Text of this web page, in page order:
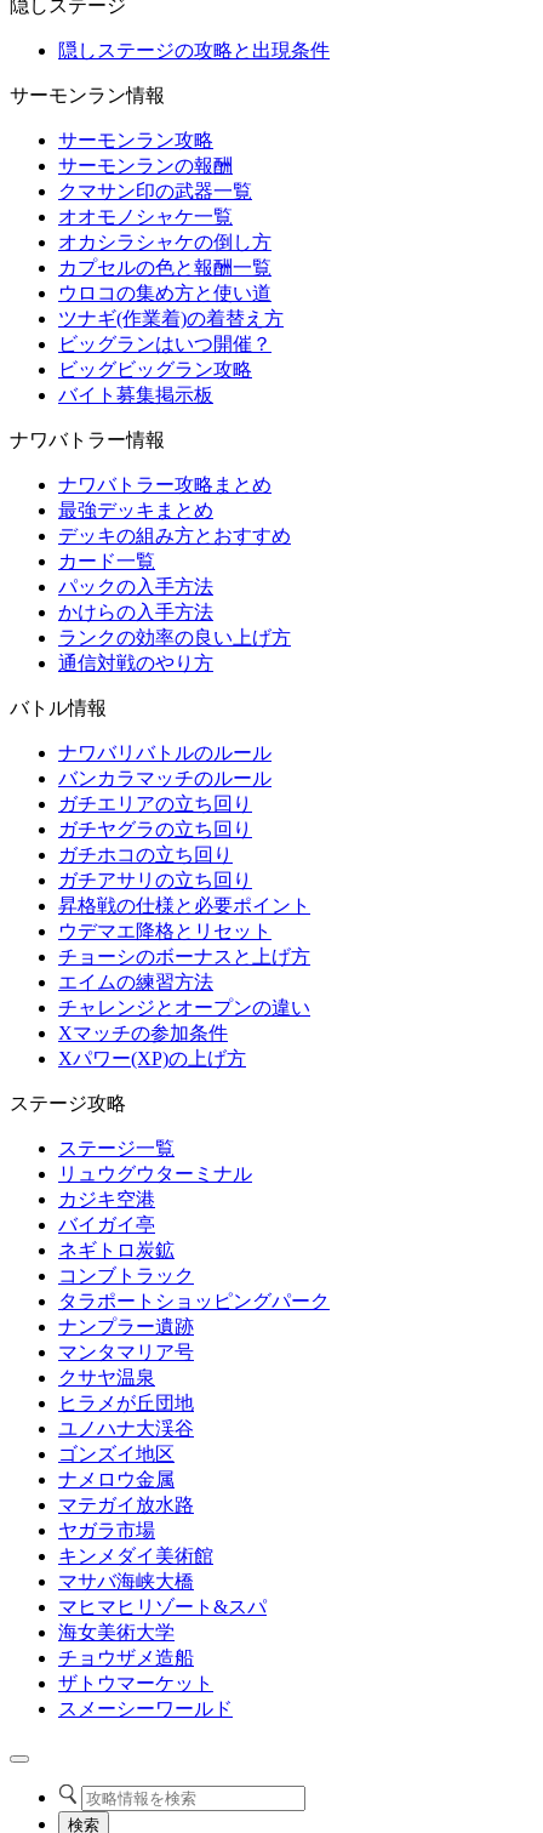
隠しステージ
隠しステージの攻略と出現条件
サーモンラン情報
サーモンラン攻略
サーモンランの報酬
クマサン印の武器一覧
オオモノシャケ一覧
オカシラシャケの倒し方
カプセルの色と報酬一覧
ウロコの集め方と使い道
ツナギ(作業着)の着替え方
ビッグランはいつ開催？
ビッグビッグラン攻略
バイト募集掲示板
ナワバトラー情報
ナワバトラー攻略まとめ
最強デッキまとめ
デッキの組み方とおすすめ
カード一覧
パックの入手方法
かけらの入手方法
ランクの効率の良い上げ方
通信対戦のやり方
バトル情報
ナワバリバトルのルール
バンカラマッチのルール
ガチエリアの立ち回り
ガチヤグラの立ち回り
ガチホコの立ち回り
ガチアサリの立ち回り
昇格戦の仕様と必要ポイント
ウデマエ降格とリセット
チョーシのボーナスと上げ方
エイムの練習方法
チャレンジとオープンの違い
Xマッチの参加条件
Xパワー(XP)の上げ方
ステージ攻略
ステージ一覧
リュウグウターミナル
カジキ空港
バイガイ亭
ネギトロ炭鉱
コンブトラック
タラポートショッピングパーク
ナンプラー遺跡
マンタマリア号
クサヤ温泉
ヒラメが丘団地
ユノハナ大渓谷
ゴンズイ地区
ナメロウ金属
マテガイ放水路
ヤガラ市場
キンメダイ美術館
マサバ海峡大橋
マヒマヒリゾート&スパ
海女美術大学
チョウザメ造船
ザトウマーケット
スメーシーワールド
検索